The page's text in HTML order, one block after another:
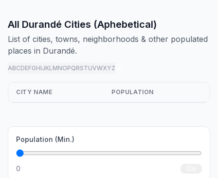
All Durandé Cities (Aphebetical)
List of cities, towns, neighborhoods & other populated
places in Durandé.
ABCDEFGHIJKLMNOPQRSTUVWXYZ
CITY NAME POPULATION
Population (Min.)
0